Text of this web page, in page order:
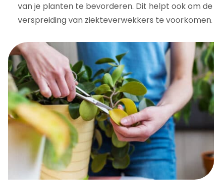
van je planten te bevorderen. Dit helpt ook om de
verspreiding van ziekteverwekkers te voorkomen.